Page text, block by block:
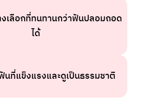
เลือกที่ทนทานกว่าฟันปลอมถอด
ได้
ที่แข็งแรงและดูเป็นธรรมชาติ